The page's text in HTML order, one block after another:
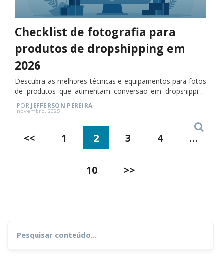
Checklist de fotografia para
produtos de dropshipping em
2026
Descubra as melhores técnicas e equipamentos para fotos
de produtos que aumentam conversão em dropshipping
em 2026.
PORJEFFERSON PEREIRA
Posted
novembro, 2025
Paginação
<< 1 2 3 4 …
10 >>
Search